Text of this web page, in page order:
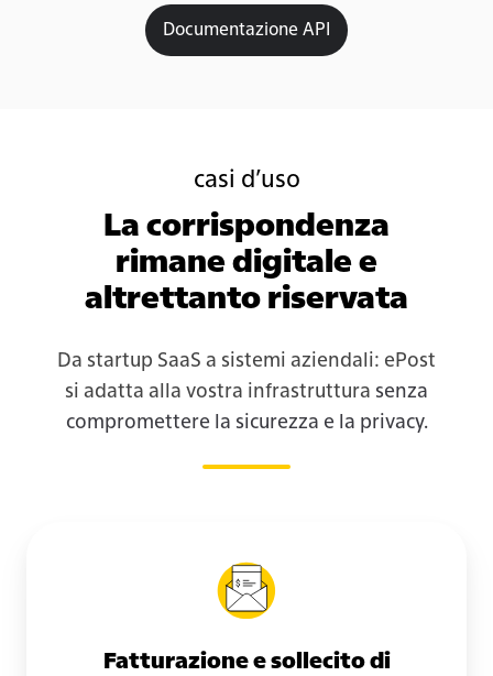
Documentazione API
casi d’uso
La corrispondenza
rimane digitale e
altrettanto riservata
Da startup SaaS a sistemi aziendali: ePost
si adatta alla vostra infrastruttura senza
compromettere la sicurezza e la privacy.
Fatturazione e sollecito di